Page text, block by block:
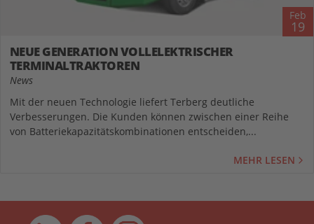
Feb
19
NEUE GENERATION VOLLELEKTRISCHER
TERMINALTRAKTOREN
News
Mit der neuen Technologie liefert Terberg deutliche
Verbesserungen. Die Kunden können zwischen einer Reihe
von Batteriekapazitätskombinationen entscheiden,...
MEHR LESEN